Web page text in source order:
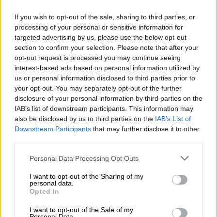
If you wish to opt-out of the sale, sharing to third parties, or
processing of your personal or sensitive information for
targeted advertising by us, please use the below opt-out
section to confirm your selection. Please note that after your
opt-out request is processed you may continue seeing
interest-based ads based on personal information utilized by
us or personal information disclosed to third parties prior to
your opt-out. You may separately opt-out of the further
disclosure of your personal information by third parties on the
IAB’s list of downstream participants. This information may
also be disclosed by us to third parties on the IAB’s List of
Downstream Participants that may further disclose it to other
Please note that this website/app uses one or more Google
not limited to your visit or usage behaviour. You may click to
grant or deny consent to Google and its third-party tags to
use your data for below specified purposes in below Google
consent section.
Personal Data Processing Opt Outs
I want to opt-out of the Sharing of my
personal data.
Opted In
I want to opt-out of the Sale of my
και σε όλους εμάς τους δήθεν
νικητές…
Αθλητισμός| 26.12.2021 07:54
Boxing Day: Η χριστουγεννιάτικη
παράδοση της Premier League
χτυπήθηκε απ' τον κορονοϊό
Ελλάδα|26.12.2021 07:41
Όμικρον - Έρχονται νέα μέτρα
Ελλάδα|26.12.2021 09:00
Τζανάκης στο Open: Μετά τις 15